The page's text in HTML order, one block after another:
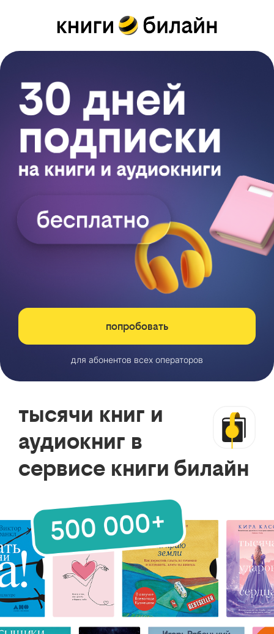
попробовать
для абонентов всех операторов
тысячи книг и
аудиокниг в
сервисе книги билайн